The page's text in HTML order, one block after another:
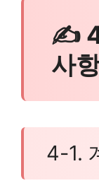
✍
사
4-1.